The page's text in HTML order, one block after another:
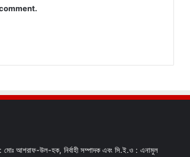
মোঃ আশরাফ-উল-হক, নির্বাহী সম্পাদক এবং সি.ই.ও : এনামুল